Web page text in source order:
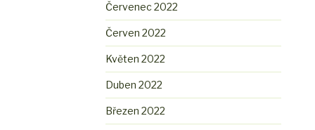
Červenec 2022
Červen 2022
Květen 2022
Duben 2022
Březen 2022